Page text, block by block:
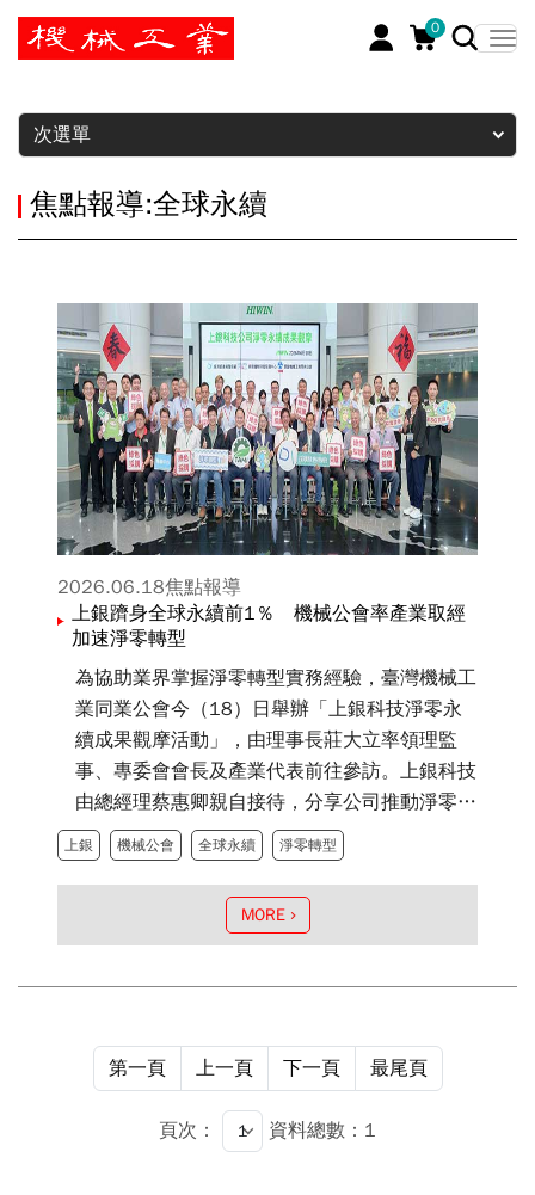
0
暫停
次選單
焦點報導:全球永續
2026.06.18焦點報導
上銀躋身全球永續前1％ 機械公會率產業取經
加速淨零轉型
為協助業界掌握淨零轉型實務經驗，臺灣機械工
業同業公會今（18）日舉辦「上銀科技淨零永
續成果觀摩活動」，由理事長莊大立率領理監
事、專委會會長及產業代表前往參訪。上銀科技
由總經理蔡惠卿親自接待，分享公司推動淨零轉
型與永續經營的理念及具體成果；經濟部產業發
展署副組長陳全政亦出席指導，共同見證機械產
業淨零轉型的最新進展。
上銀 機械公會 全球永續 淨零轉型
MORE
第一頁 上一頁 下一頁 最尾頁
頁次： 資料總數：1